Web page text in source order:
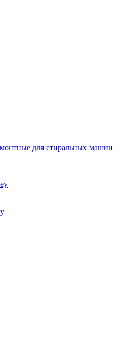
для стиральных машин